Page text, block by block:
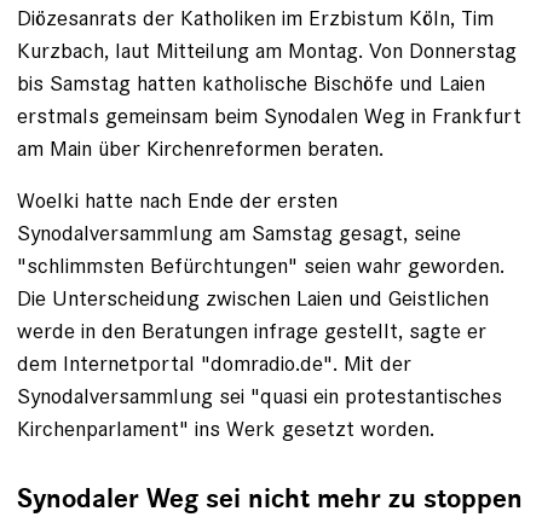
Diözesanrats der Katholiken im Erzbistum Köln, Tim
Kurzbach, laut Mitteilung am Montag. Von Donnerstag
bis Samstag hatten katholische Bischöfe und Laien
erstmals gemeinsam beim Synodalen Weg in Frankfurt
am Main über Kirchenreformen beraten.
Woelki hatte nach Ende der ersten
Synodalversammlung am Samstag gesagt, seine
"schlimmsten Befürchtungen" seien wahr geworden.
Die Unterscheidung zwischen Laien und Geistlichen
werde in den Beratungen infrage gestellt, sagte er
dem Internetportal "domradio.de". Mit der
Synodalversammlung sei "quasi ein protestantisches
Kirchenparlament" ins Werk gesetzt worden.
Synodaler Weg sei nicht mehr zu stoppen